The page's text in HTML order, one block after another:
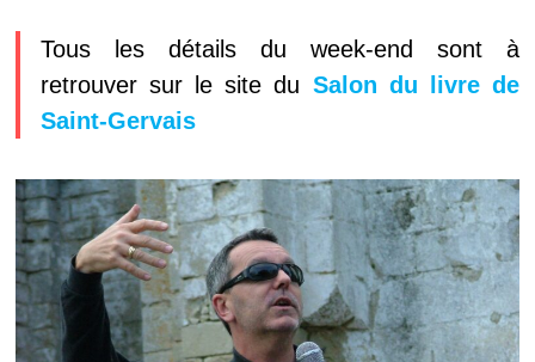
Tous les détails du week-end sont à
retrouver sur le site du Salon du livre de
Saint-Gervais